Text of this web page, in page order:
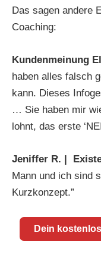
Das sagen andere
Coaching:
Kundenmeinung
haben alles falsch
kann. Dieses
… Sie haben mir
lohnt, das erste
Jeniffer R. |
Mann und ich sind
Kurzkonzept.”
Dein